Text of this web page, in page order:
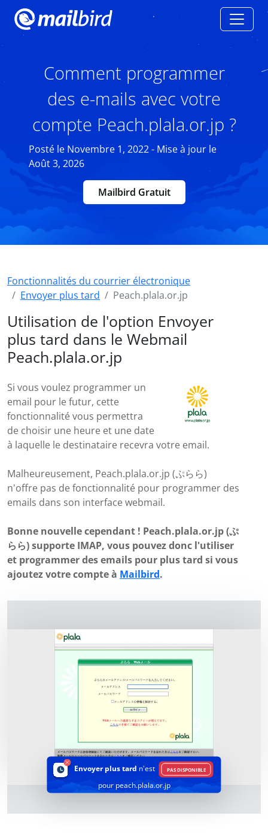
Comment programmer
des e-mails avec votre
compte Peach.plala.or.jp ?
Posté le Novembre 1, 2022 - Mise à jour le
Août 3, 2026
Mailbird Gratuit
Fonctionnalités du courrier électronique
Envoyer plus tard
Peach.plala.or.jp
Utilisation de l'option Envoyer
plus tard dans le Webmail
Peach.plala.or.jp
Si vous voulez programmer un
email pour le futur, cette
fonctionnalité vous permettra
de choisir une heure et une date
à laquelle le destinataire recevra votre email.
Malheureusement, Peach.plala.or.jp (ぷらら)
n'offre pas de fonctionnalité pour programmer des
emails dans son interface webmail.
Bonne nouvelle cependant ! Peach.plala.or.jp (ぷ
らら) supporte IMAP, vous pouvez donc l'utiliser
et programmer des emails pour plus tard si vous
ajoutez votre compte à Mailbird.
Envoyer plus tard n'est PAS DISPONIBLE
pour peach.plala.or.jp